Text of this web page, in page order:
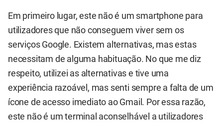
Em primeiro lugar, este não é um smartphone para
utilizadores que não conseguem viver sem os
serviços Google. Existem alternativas, mas estas
necessitam de alguma habituação. No que me diz
respeito, utilizei as alternativas e tive uma
experiência razoável, mas senti sempre a falta de um
ícone de acesso imediato ao Gmail. Por essa razão,
este não é um terminal aconselhável a utilizadores